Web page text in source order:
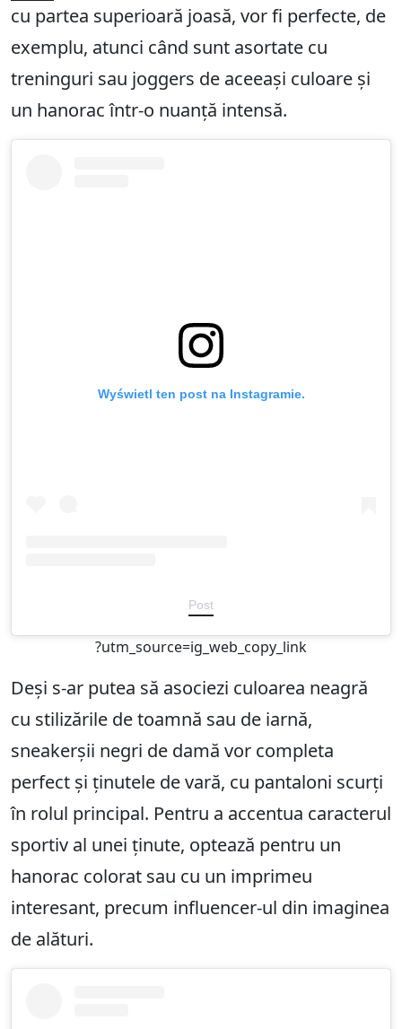
cu partea superioară joasă, vor fi perfecte, de
exemplu, atunci când sunt asortate cu
treninguri sau joggers de aceeași culoare și
un hanorac într-o nuanță intensă.
Wyświetl ten post na Instagramie.
Post
?utm_source=ig_web_copy_link
Deși s-ar putea să asociezi culoarea neagră
cu stilizările de toamnă sau de iarnă,
sneakerșii negri de damă vor completa
perfect și ținutele de vară, cu pantaloni scurți
în rolul principal. Pentru a accentua caracterul
sportiv al unei ținute, optează pentru un
hanorac colorat sau cu un imprimeu
interesant, precum influencer-ul din imaginea
de alături.